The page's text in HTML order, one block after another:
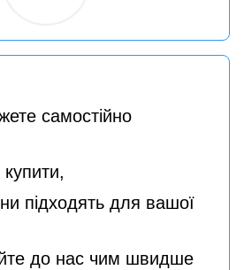
самостійно
підходять для вашої
до нас чим швидше